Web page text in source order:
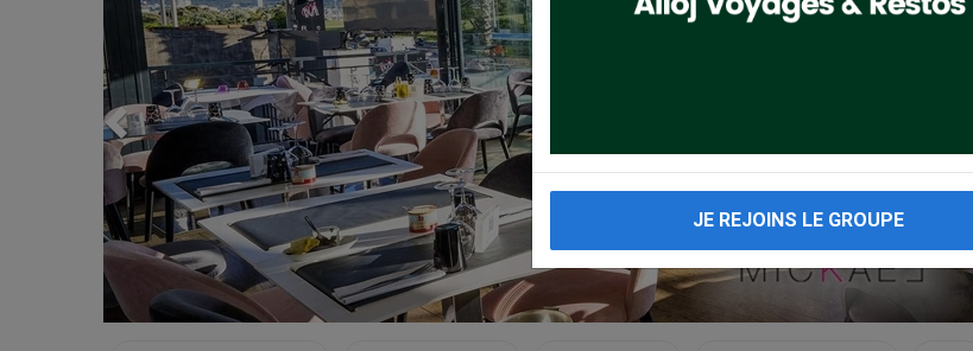
JE REJOINS LE GROUPE